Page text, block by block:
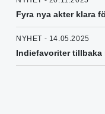
Fyra nya akter klara
NYHET - 14.05.2025
Indiefavoriter